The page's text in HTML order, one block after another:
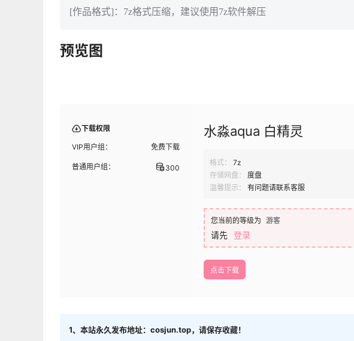
[作品格式]：7z格式压缩，建议使用7z软件解压
预览图
下载权限
VIP用户组： 免费下载
普通用户组： 300
水淼aqua 白精灵
格式： 7z
存储网盘：
度盘
温馨提示：
有问题请联系客服
您当前的等级为 游客
请先 登录
点击下载
1、本站永久发布地址：cosjun.top，请保存收藏！